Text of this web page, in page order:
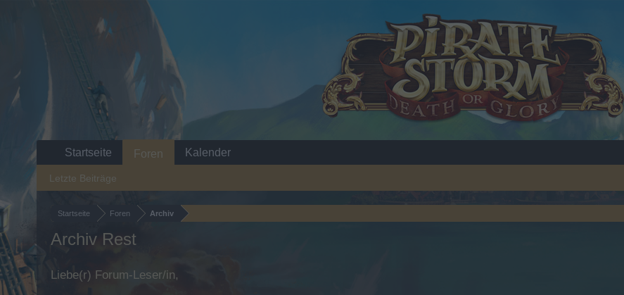
Startseite Foren Archiv
Archiv Rest
Liebe(r) Forum-Leser/in,
Startseite Foren
Letzte Beiträge
Kalender